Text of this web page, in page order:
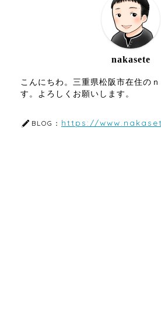
nakasete
こんにちわ。三重県松阪市在住の
す。よろしくお願いします。
BLOG： https://